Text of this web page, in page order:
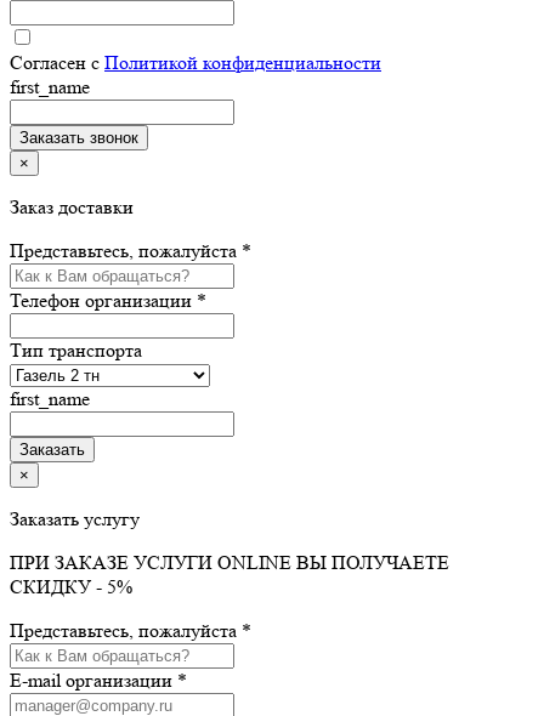
Согласен с Политикой конфиденциальности
first_name
×
Заказ доставки
Представьтесь, пожалуйста *
Телефон организации *
Тип транспорта
first_name
×
Заказать услугу
ПРИ ЗАКАЗЕ УСЛУГИ ONLINE ВЫ ПОЛУЧАЕТЕ
СКИДКУ - 5%
Представьтесь, пожалуйста *
E-mail организации *